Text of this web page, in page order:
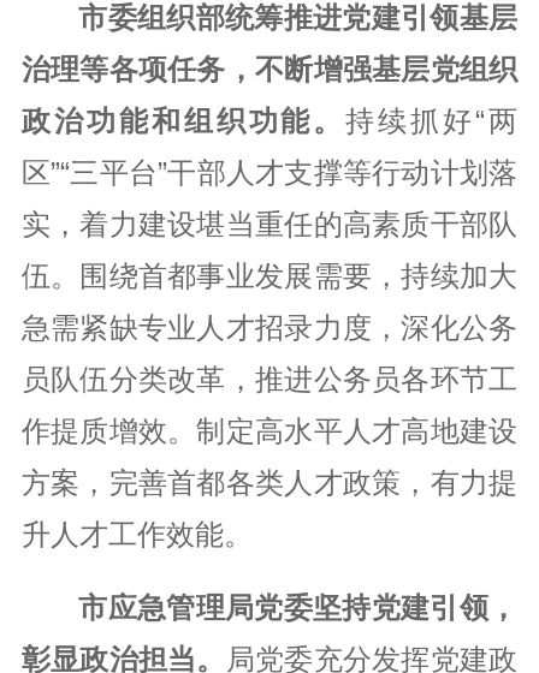
市委组织部统筹推进党建引领基层
治理等各项任务，不断增强基层党组织
政治功能和组织功能。持续抓好“两
区”“三平台”干部人才支撑等行动计划落
实，着力建设堪当重任的高素质干部队
伍。围绕首都事业发展需要，持续加大
急需紧缺专业人才招录力度，深化公务
员队伍分类改革，推进公务员各环节工
作提质增效。制定高水平人才高地建设
方案，完善首都各类人才政策，有力提
升人才工作效能。
市应急管理局党委坚持党建引领，
彰显政治担当。
局党委充分发挥党建政